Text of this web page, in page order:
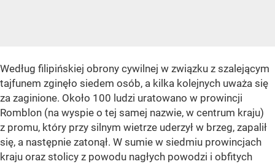
Według filipińskiej obrony cywilnej w związku z szalejącym
tajfunem zginęło siedem osób, a kilka kolejnych uważa się
za zaginione. Około 100 ludzi uratowano w prowincji
Romblon (na wyspie o tej samej nazwie, w centrum kraju)
z promu, który przy silnym wietrze uderzył w brzeg, zapalił
się, a następnie zatonął. W sumie w siedmiu prowincjach
kraju oraz stolicy z powodu nagłych powodzi i obfitych